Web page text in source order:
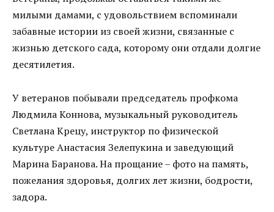
милыми дамами, с удовольствием вспоминали
забавные истории из своей жизни, связанные с
жизнью детского сада, которому они отдали долгие
десятилетия.
У ветеранов побывали председатель профкома
Людмила Коннова, музыкальный руководитель
Светлана Крецу, инструктор по физической
культуре Анастасия Зелепукина и заведующий
Марина Баранова. На прощание – фото на память,
пожелания здоровья, долгих лет жизни, бодрости,
задора.